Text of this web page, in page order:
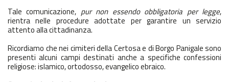
Tale comunicazione, pur non essendo obbligatoria per legge,
rientra nelle procedure adottate per garantire un servizio
attento alla cittadinanza.
Ricordiamo che nei cimiteri della Certosa e di Borgo Panigale sono
presenti alcuni campi destinati anche a specifiche confessioni
religiose: islamico, ortodosso, evangelico ebraico.